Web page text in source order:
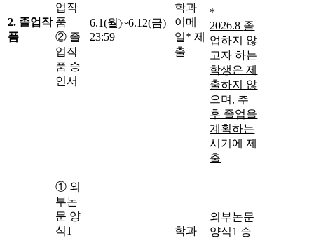
2. 졸업작
품
업작
품
② 졸
업작
품 승
인서
6.1(월)~6.12(금)
23:59
학과
이메
일* 제
출
*
2026.8 졸
업하지 않
고자 하는
학생은 제
출하지 않
으며, 추
후 졸업을
계획하는
시기에 제
출
① 외
부논
문 양
식1
학과
외부논문
양식1 승